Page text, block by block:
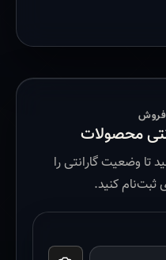
محصولات
تا وضعیت گارانتی را
ثبت‌نام کنید.